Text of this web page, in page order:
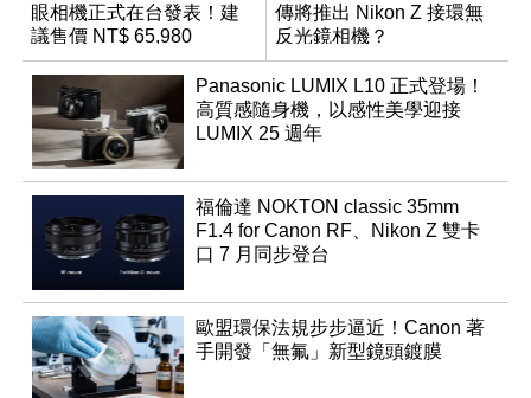
眼相機正式在台發表！建
議售價 NT$ 65,980
傳將推出 Nikon Z 接環無
反光鏡相機？
Panasonic LUMIX L10 正式登場！
高質感隨身機，以感性美學迎接
LUMIX 25 週年
福倫達 NOKTON classic 35mm
F1.4 for Canon RF、Nikon Z 雙卡
口 7 月同步登台
歐盟環保法規步步逼近！Canon 著
手開發「無氟」新型鏡頭鍍膜